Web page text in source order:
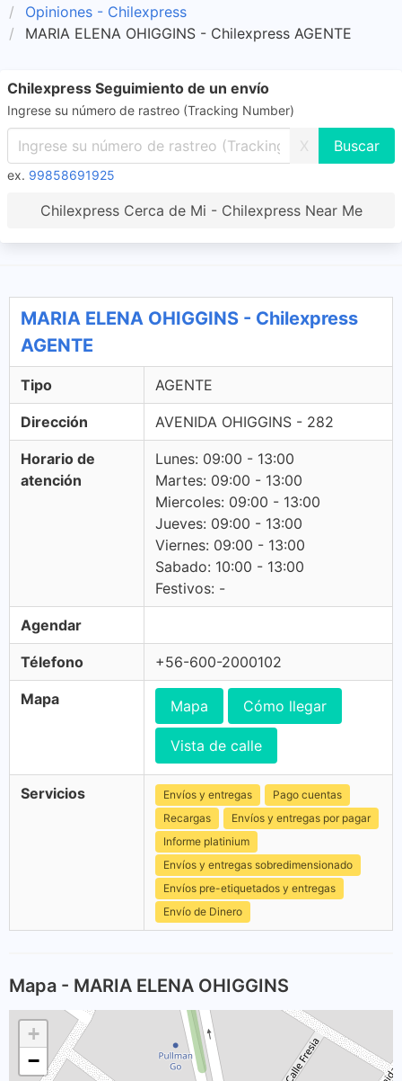
Opiniones - Chilexpress
MARIA ELENA OHIGGINS - Chilexpress AGENTE
Chilexpress Seguimiento de un envío
Ingrese su número de rastreo (Tracking Number)
X
ex. 99858691925
Chilexpress Cerca de Mi - Chilexpress Near Me
MARIA ELENA OHIGGINS - Chilexpress
AGENTE
Tipo AGENTE
Dirección AVENIDA OHIGGINS - 282
Horario de
atención
Lunes: 09:00 - 13:00
Martes: 09:00 - 13:00
Miercoles: 09:00 - 13:00
Jueves: 09:00 - 13:00
Viernes: 09:00 - 13:00
Sabado: 10:00 - 13:00
Festivos: -
Agendar
Télefono +56-600-2000102
Mapa Mapa Cómo llegar
Vista de calle
Servicios Envíos y entregas
Pago cuentas
Recargas
Envíos y entregas por pagar
Informe platinium
Envíos y entregas sobredimensionado
Envíos pre-etiquetados y entregas
Envío de Dinero
Mapa - MARIA ELENA OHIGGINS
+
−